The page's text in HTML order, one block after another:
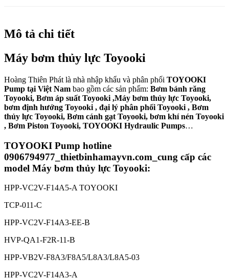
Mô tả chi tiết
Máy bơm thủy lực Toyooki
Hoàng Thiên Phát là nhà nhập khẩu và phân phối TOYOOKI
Pump tại Việt Nam bao gồm các sản phẩm: Bơm bánh răng
Toyooki, Bơm áp suất Toyooki ,Máy bơm thủy lực Toyooki,
bơm định hướng Toyooki , đại lý phân phối Toyooki , Bơm
thủy lực Toyooki, Bơm cánh gạt Toyooki, bơm khí nén Toyooki
, Bơm Piston Toyooki, TOYOOKI Hydraulic Pumps…
TOYOOKI Pump hotline
0906794977_ thietbinhamayvn.com_ cung cấp các
model Máy bơm thủy lực Toyooki:
HPP-VC2V-F14A5-A TOYOOKI
TCP-011-C
HPP-VC2V-F14A3-EE-B
HVP-QA1-F2R-11-B
HPP-VB2V-F8A3/F8A5/L8A3/L8A5-03
HPP-VC2V-F14A3-A